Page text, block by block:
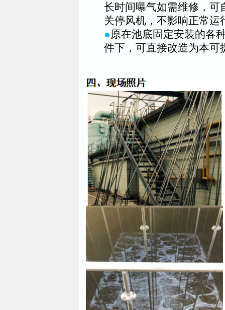
长时间曝气如需维修，可
关停风机，不影响正常运
●原在池底固定安装的各
件下，可直接改造为本可